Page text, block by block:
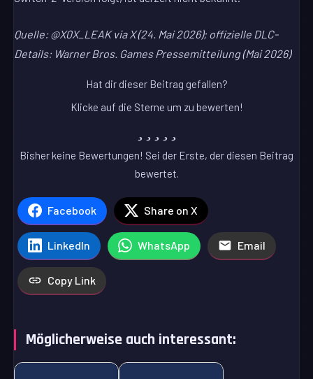
Quelle: @X0X_LEAK via X (24. Mai 2026); offizielle DLC-
Details: Warner Bros. Games Pressemitteilung (Mai 2026)
Hat dir dieser Beitrag gefallen?
Klicke auf die Sterne um zu bewerten!
Bisher keine Bewertungen! Sei der Erste, der diesen Beitrag
bewertet.
Facebook Share on X
LinkedIn WhatsApp Email
Copy Link
Möglicherweise auch interessant: